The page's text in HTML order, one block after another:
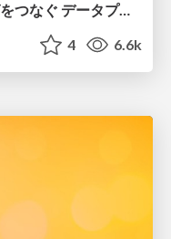
カルチャーとエンジニアリングをつなぐ データプラットフォーム
4 6.6k